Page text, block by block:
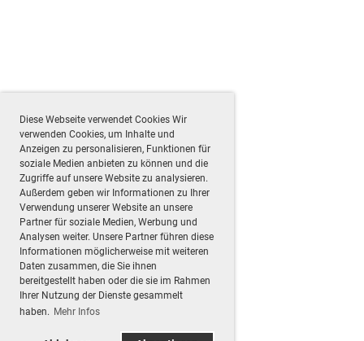
Diese Webseite verwendet Cookies Wir
verwenden Cookies, um Inhalte und
Anzeigen zu personalisieren, Funktionen für
soziale Medien anbieten zu können und die
Zugriffe auf unsere Website zu analysieren.
Außerdem geben wir Informationen zu Ihrer
Verwendung unserer Website an unsere
Partner für soziale Medien, Werbung und
Analysen weiter. Unsere Partner führen diese
Informationen möglicherweise mit weiteren
Daten zusammen, die Sie ihnen
bereitgestellt haben oder die sie im Rahmen
Ihrer Nutzung der Dienste gesammelt
haben. Mehr Infos